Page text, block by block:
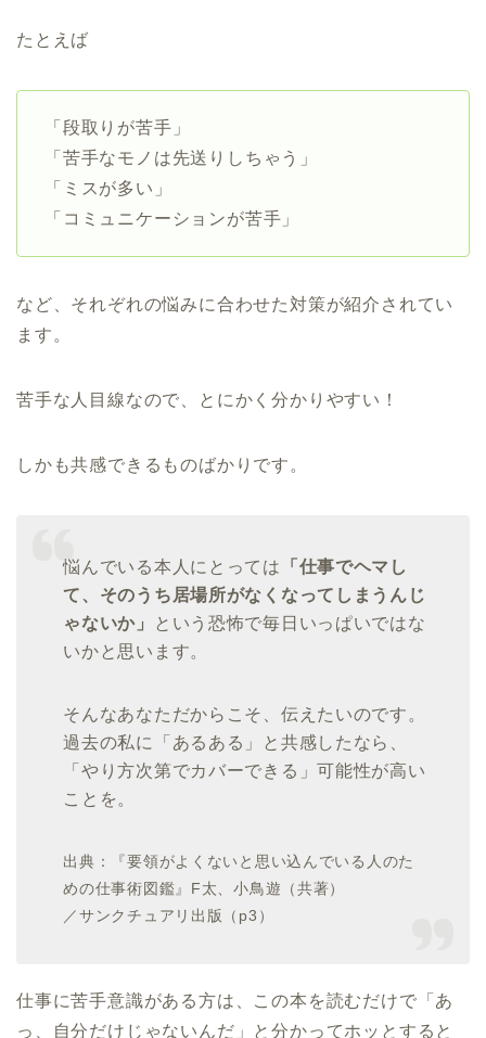
たとえば
「段取りが苦手」
「苦手なモノは先送りしちゃう」
「ミスが多い」
「コミュニケーションが苦手」
など、それぞれの悩みに合わせた対策が紹介されてい
ます。
苦手な人目線なので、とにかく分かりやすい！
しかも共感できるものばかりです。
悩んでいる本人にとっては
「仕事でヘマし
て、そのうち居場所がなくなってしまうんじ
ゃないか」
という恐怖で毎日いっぱいではな
いかと思います。
そんなあなただからこそ、伝えたいのです。
過去の私に「あるある」と共感したなら、
「やり方次第でカバーできる」可能性が高い
ことを。
出典：『要領がよくないと思い込んでいる人のた
めの仕事術図鑑』F太、小鳥遊（共著）
／サンクチュアリ出版（p3）
仕事に苦手意識がある方は、この本を読むだけで「あ
っ、自分だけじゃないんだ」と分かってホッとすると